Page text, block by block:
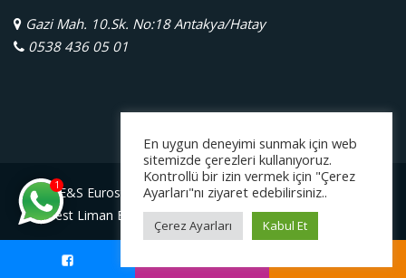
Gazi Mah. 10.Sk. No:18 Antakya/Hatay
0538 436 05 01
E&S Eurostar Yurtdışı Eğitim Danışmanlığı Ltd. Şti.
Serbest Liman Bölge Müdürlüğü Gazimagosa / Kuzey Kıbrıs
1
En uygun deneyimi sunmak için web
sitemizde çerezleri kullanıyoruz.
Kontrollü bir izin vermek için "Çerez
Ayarları"nı ziyaret edebilirsiniz..
Çerez Ayarları Kabul Et